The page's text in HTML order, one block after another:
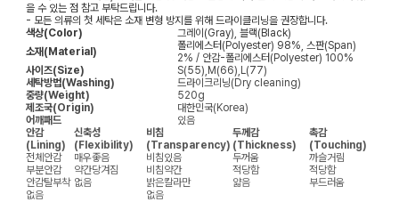
을 수 있는 점 참고 부탁드립니다.
- 모든 의류의 첫 세탁은 소재 변형 방지를 위해 드라이클리닝을 권장합니다.
색상(Color)
그레이(Gray), 블랙(Black)
소재(Material)
폴리에스터(Polyester) 98%, 스판(Span)
2% / 안감-폴리에스터(Polyester) 100%
사이즈(Size)
S(55),M(66),L(77)
세탁방법(Washing)
드라이크리닝(Dry cleaning)
중량(Weight)
520g
제조국(Origin)
대한민국(Korea)
어깨패드
있음
안감
(Lining)
신축성
(Flexibility)
비침
(Transparency)
두께감
(Thickness)
촉감
(Touching)
전체안감
매우좋음 비침있음 두꺼움
까슬거림
부분안감
약간당겨짐 비침약간 적당함
적당함
안감탈부착 없음 밝은칼라만 얇음
부드러움
없음
없음